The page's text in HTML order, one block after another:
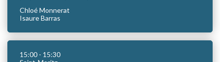
Chloé Monnerat
Isaure Barras
15:00 - 15:30